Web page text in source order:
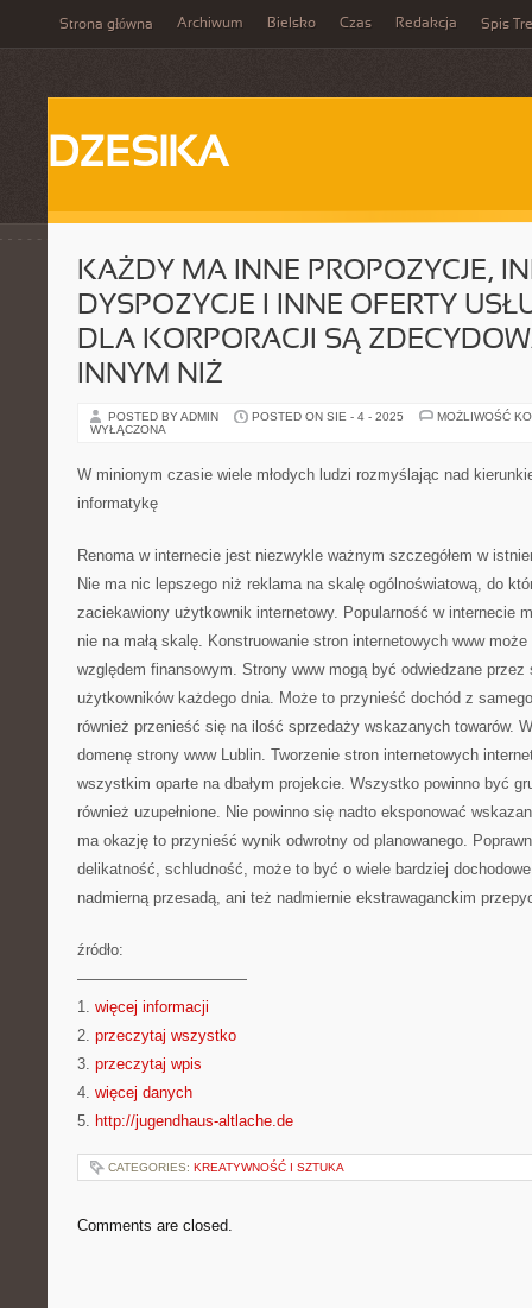
Strona główna Archiwum Bielsko Czas Redakcja Spis
DZESIKA
KAŻDY MA INNE PROPOZYCJE,
DYSPOZYCJE I INNE OFERTY
DLA KORPORACJI SĄ
INNYM NIŻ
POSTED BY ADMIN POSTED ON SIE - 4 - 2025
MOŻLIWOŚĆ
WYŁĄCZONA
W minionym czasie wiele młodych ludzi rozmyślając nad
informatykę
Renoma w internecie jest niezwykle ważnym szczegółem w
Nie ma nic lepszego niż reklama na skalę ogólnoświatową, do
zaciekawiony użytkownik internetowy. Popularność w internecie
nie na małą skalę. Konstruowanie stron internetowych www
względem finansowym. Strony www mogą być odwiedzane
użytkowników każdego dnia. Może to przynieść dochód z
również przenieść się na ilość sprzedaży wskazanych towarów.
domenę strony www Lublin. Tworzenie stron internetowych
wszystkim oparte na dbałym projekcie. Wszystko powinno być
również uzupełnione. Nie powinno się nadto eksponować
ma okazję to przynieść wynik odwrotny od planowanego.
delikatność, schludność, może to być o wiele bardziej
nadmierną przesadą, ani też nadmiernie ekstrawaganckim
źródło:
———————————
1. więcej informacji
2. przeczytaj wszystko
3. przeczytaj wpis
4. więcej danych
5. http://jugendhaus-altlache.de
CATEGORIES: KREATYWNOŚĆ I SZTUKA
Comments are closed.